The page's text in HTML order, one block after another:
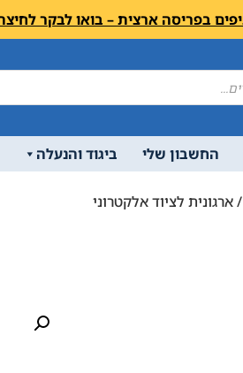
החשבון שלי ביגוד והנעלה
/ ארגונית לציוד אלקטרוני